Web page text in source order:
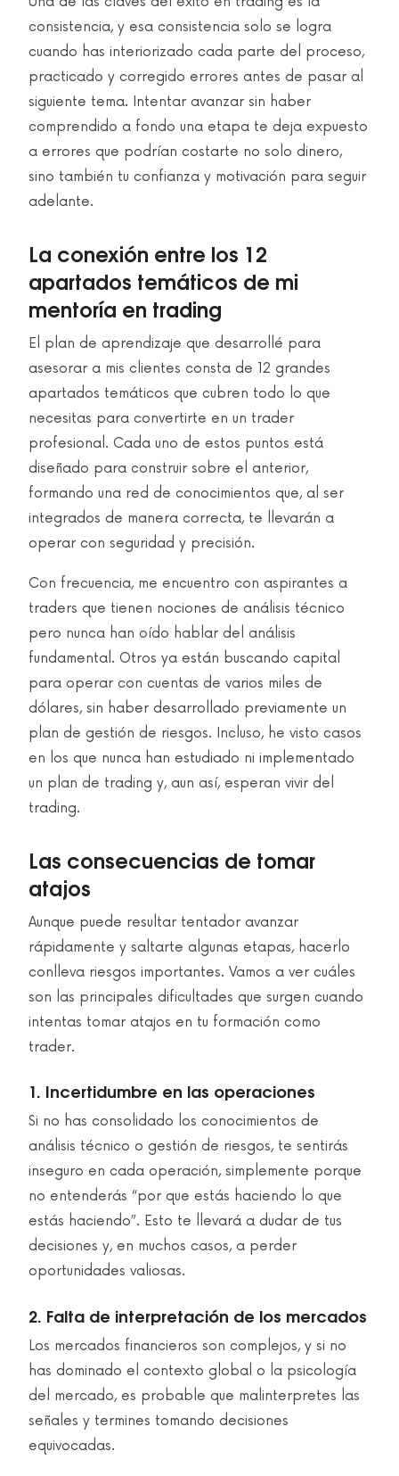
consistencia, y esa consistencia solo se logra
cuando has interiorizado cada parte del proceso,
practicado y corregido errores antes de pasar al
siguiente tema. Intentar avanzar sin haber
comprendido a fondo una etapa te deja expuesto
a errores que podrían costarte no solo dinero,
sino también tu confianza y motivación para seguir
adelante.
La conexión entre los 12
apartados temáticos de mi
mentoría en trading
El plan de aprendizaje que desarrollé para
asesorar a mis clientes consta de 12 grandes
apartados temáticos que cubren todo lo que
necesitas para convertirte en un trader
profesional. Cada uno de estos puntos está
diseñado para construir sobre el anterior,
formando una red de conocimientos que, al ser
integrados de manera correcta, te llevarán a
operar con seguridad y precisión.
Con frecuencia, me encuentro con aspirantes a
traders que tienen nociones de análisis técnico
pero nunca han oído hablar del análisis
fundamental. Otros ya están buscando capital
para operar con cuentas de varios miles de
dólares, sin haber desarrollado previamente un
plan de gestión de riesgos. Incluso, he visto casos
en los que nunca han estudiado ni implementado
un plan de trading y, aun así, esperan vivir del
trading.
Las consecuencias de tomar
atajos
Aunque puede resultar tentador avanzar
rápidamente y saltarte algunas etapas, hacerlo
conlleva riesgos importantes. Vamos a ver cuáles
son las principales dificultades que surgen cuando
intentas tomar atajos en tu formación como
trader.
1. Incertidumbre en las operaciones
Si no has consolidado los conocimientos de
análisis técnico o gestión de riesgos, te sentirás
inseguro en cada operación, simplemente porque
no entenderás “por que estás haciendo lo que
estás haciendo”. Esto te llevará a dudar de tus
decisiones y, en muchos casos, a perder
oportunidades valiosas.
2. Falta de interpretación de los mercados
Los mercados financieros son complejos, y si no
has dominado el contexto global o la psicología
del mercado, es probable que malinterpretes las
señales y termines tomando decisiones
equivocadas.